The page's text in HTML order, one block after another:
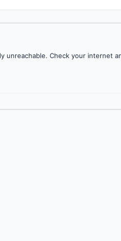
unreachable. Check your internet